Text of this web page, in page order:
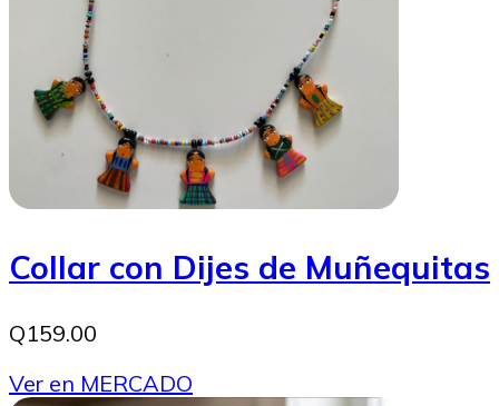
Collar con Dijes de Muñequitas
Q159.00
Ver en MERCADO